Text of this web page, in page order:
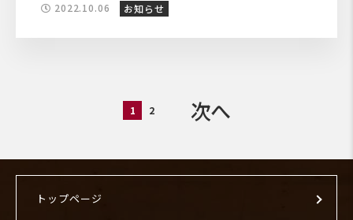
2022.10.06 お知らせ
1 2 次へ
トップページ